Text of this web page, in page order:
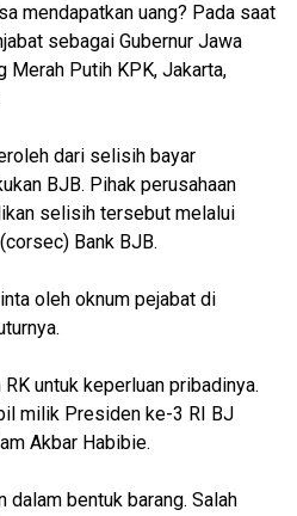
mendapatkan uang? Pada saat
sebagai Gubernur Jawa
Merah Putih KPK, Jakarta,
dari selisih bayar
BJB. Pihak perusahaan
selisih tersebut melalui
Bank BJB.
oleh oknum pejabat di
untuk keperluan pribadinya.
milik Presiden ke-3 RI BJ
Akbar Habibie.
dalam bentuk barang. Salah